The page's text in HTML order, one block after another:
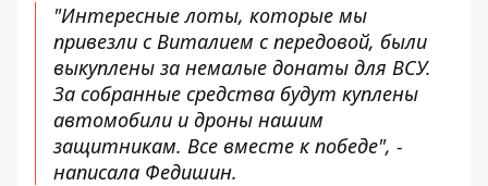
"Интересные лоты, которые мы
привезли с Виталием с передовой, были
выкуплены за немалые донаты для ВСУ.
За собранные средства будут куплены
автомобили и дроны нашим
защитникам. Все вместе к победе", -
написала Федишин.